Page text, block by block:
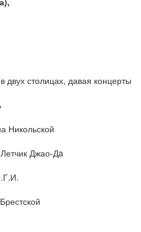
двух столицах, давая концерты
Никольской
Джао-Дa